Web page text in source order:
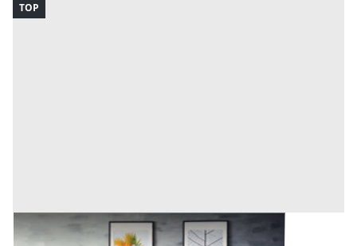
TOP
Mobili da Casa e varie all'asta a Teolo